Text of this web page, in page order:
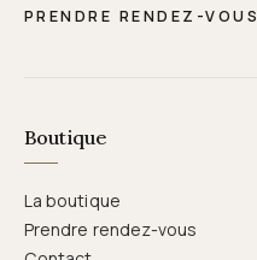
PRENDRE RENDEZ-VOUS
Boutique
La boutique
Prendre rendez-vous